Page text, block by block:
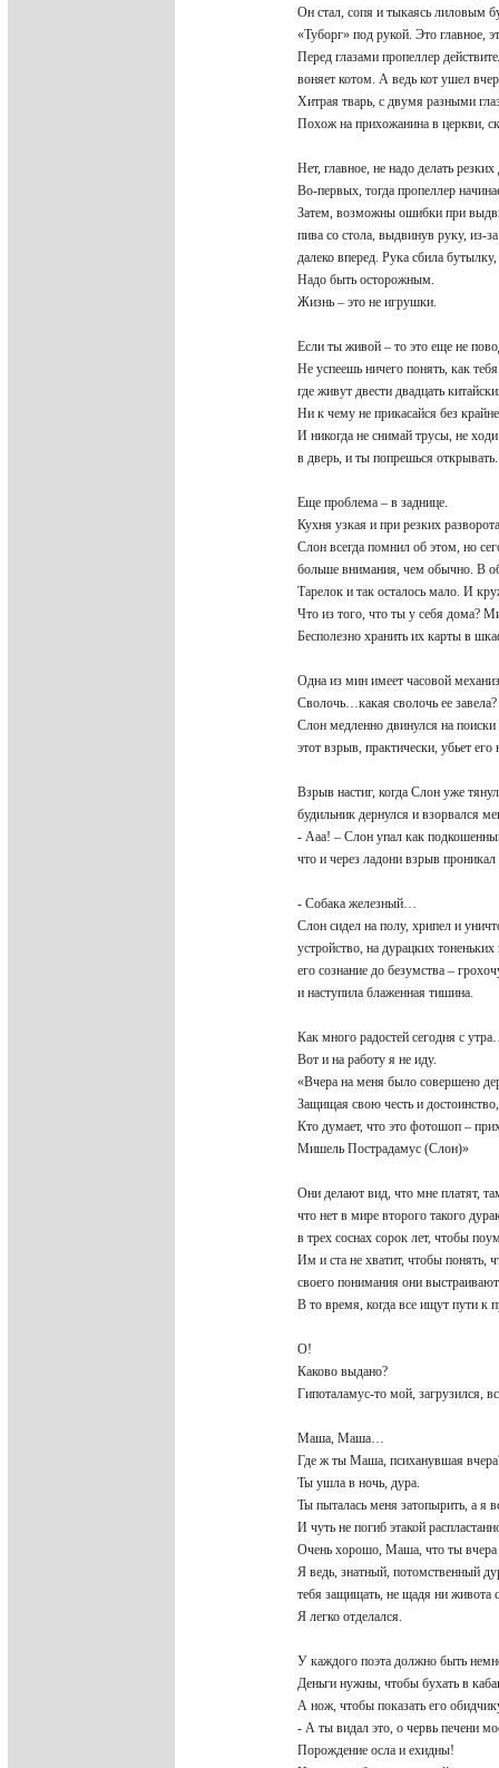
Он стал, сопя и тыкаясь лиловым
«Туборг» под рукой. Это главное,
Перед глазами пропеллер
воняет котом. А ведь кот ушел
Хитрая тварь, с двумя разными
Похож на прихожанина в церкви,
Нет, главное, не надо делать
Во-первых, тогда пропеллер
Затем, возможны ошибки при
пива со стола, выдвинув руку, из-
далеко вперед. Рука сбила
Надо быть осторожным.
Жизнь – это не игрушки.
Если ты живой – то это еще не
Не успеешь ничего понять, как
где живут двести двадцать
Ни к чему не прикасайся без
И никогда не снимай трусы, не
в дверь, и ты попрешься
Еще проблема – в заднице.
Кухня узкая и при резких
Слон всегда помнил об этом, но
больше внимания, чем обычно. В
Тарелок и так осталось мало. И
Что из того, что ты у себя дома?
Бесполезно хранить их карты в
Одна из мин имеет часовой
Сволочь…какая сволочь ее
Слон медленно двинулся на
этот взрыв, практически, убьет
Взрыв настиг, когда Слон уже
будильник дернулся и взорвался
- Ааа! – Слон упал как
что и через ладони взрыв
- Собака железный…
Слон сидел на полу, хрипел и
устройство, на дурацких
его сознание до безумства –
и наступила блаженная тишина.
Как много радостей сегодня с
Вот и на работу я не иду.
«Вчера на меня было совершено
Защищая свою честь и
Кто думает, что это фотошоп –
Мишель Пострадамус (Слон)»
Они делают вид, что мне платят,
что нет в мире второго такого
в трех соснах сорок лет, чтобы
Им и ста не хватит, чтобы понять,
своего понимания они
В то время, когда все ищут пути к
О!
Каково выдано?
Гипоталамус-то мой, загрузился,
Маша, Маша…
Где ж ты Маша, психанувшая
Ты ушла в ночь, дура.
Ты пыталась меня затопырить, а я
И чуть не погиб этакой
Очень хорошо, Маша, что ты
Я ведь, знатный, потомственный
тебя защищать, не щадя ни
Я легко отделался.
У каждого поэта должно быть
Деньги нужны, чтобы бухать в
А нож, чтобы показать его
- А ты видал это, о червь печени
Порождение осла и ехидны!